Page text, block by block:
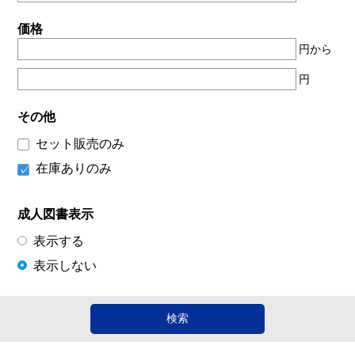
価格
円から
円
その他
セット販売のみ
在庫ありのみ
成人図書表示
表示する
表示しない